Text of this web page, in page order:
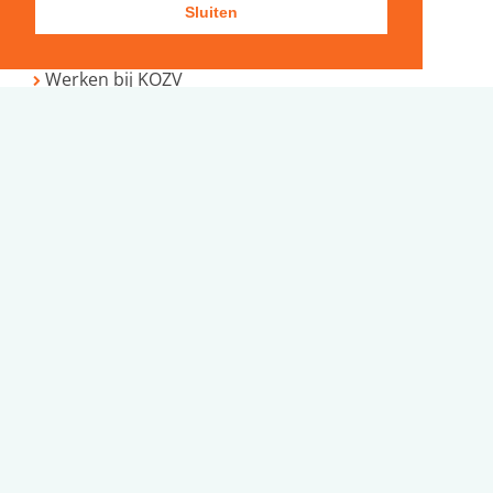
Sluiten
Gastouderopvang
Werken bij KOZV